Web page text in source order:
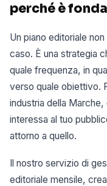
perché è
Un piano editoriale
caso. È una strategia
quale frequenza, in
verso quale obiettivo.
industria della
interessa al tuo
attorno a quello.
Il nostro servizio di
editoriale mensile,